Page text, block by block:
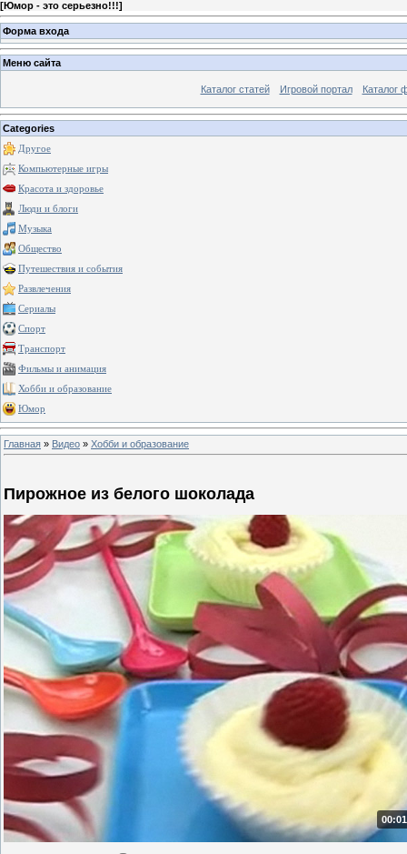
[Юмор - это серьезно!!!]
Форма входа
Меню сайта
Каталог статей Игровой портал Каталог
Categories
Другое
Компьютерные игры
Красота и здоровье
Люди и блоги
Музыка
Общество
Путешествия и события
Развлечения
Сериалы
Спорт
Транспорт
Фильмы и анимация
Хобби и образование
Юмор
Главная » Видео » Хобби и образование
Пирожное из белого шоколада